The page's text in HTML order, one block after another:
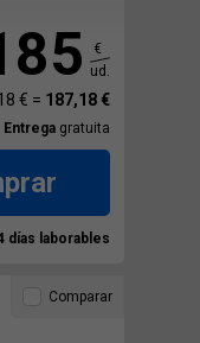
€
ud.
€ = 187,18 €
Entrega gratuita
días laborables
Comparar